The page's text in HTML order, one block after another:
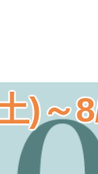
)～